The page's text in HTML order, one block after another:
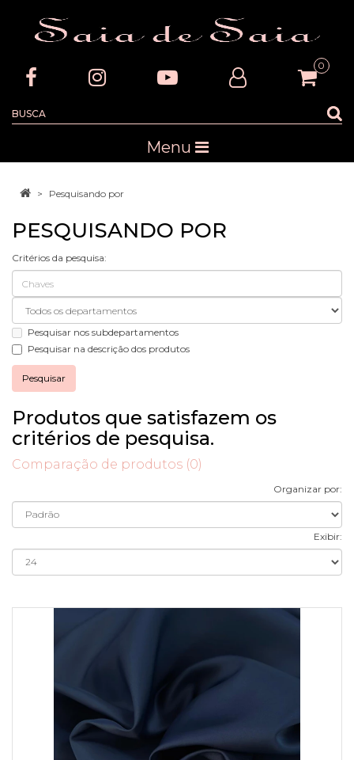
0
Menu
Pesquisando por
PESQUISANDO POR
Critérios da pesquisa:
Pesquisar nos subdepartamentos
Pesquisar na descrição dos produtos
Produtos que satisfazem os
critérios de pesquisa.
Comparação de produtos (0)
Organizar por:
Exibir: